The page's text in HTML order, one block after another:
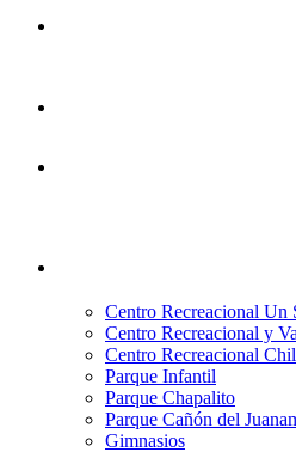
Centro Recreacional Un
Centro Recreacional y
Centro Recreacional
Parque Infantil
Parque Chapalito
Parque Cañón del
Gimnasios